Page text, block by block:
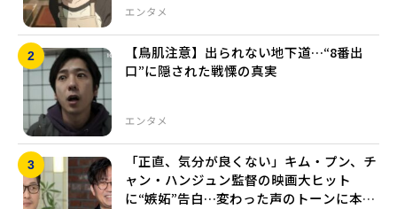
エンタメ
エンタメ
【鳥肌注意】出られない地下道…“8番出
口”に隠された戦慄の真実
「正直、気分が良くない」キム・プン、チ
ャン・ハンジュン監督の映画大ヒット
に“嫉妬”告白…変わった声のトーンに本音